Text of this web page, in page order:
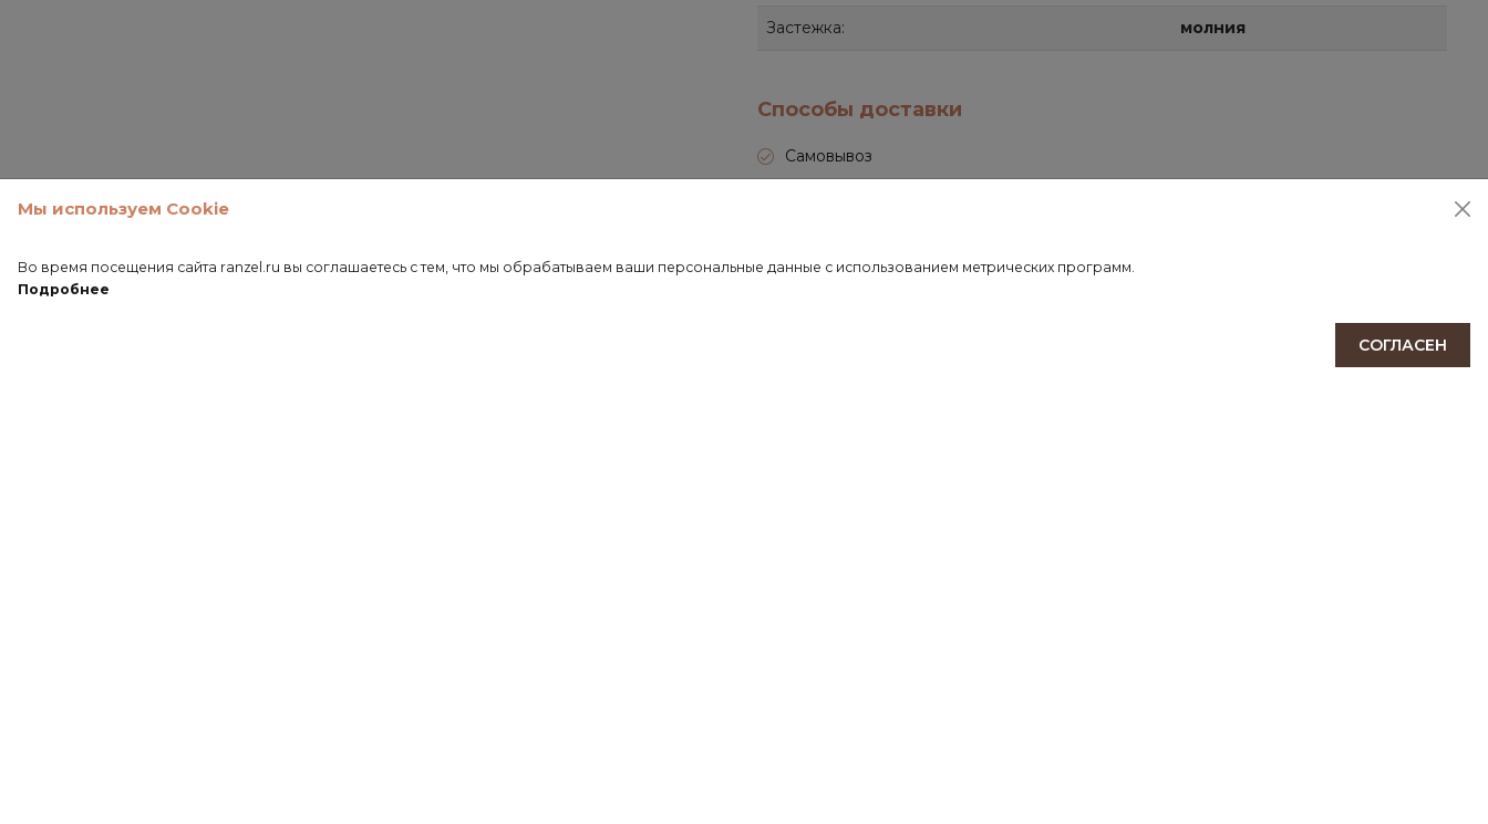
Застежка: молния
Способы доставки
Самовывоз
Передача товара в службу доставки осуществляется после 100% предоплаты.
Мы используем Cookie
Во время посещения сайта ranzel.ru вы соглашаетесь с тем, что мы обрабатываем ваши персональные данные с использованием метрических программ.
Подробнее
СОГЛАСЕН